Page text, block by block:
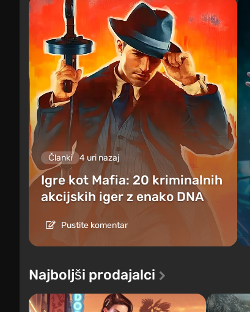
Članki 4 uri nazaj
Igre kot Mafia: 20 kriminalnih
akcijskih iger z enako DNA
Pustite komentar
Najboljši prodajalci